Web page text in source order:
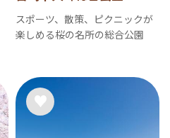
スポーツ、散策、ピクニックが
楽しめる桜の名所の総合公園